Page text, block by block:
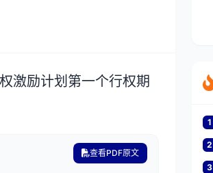
激励计划第一个行权期
查看PDF原文
1
2
3